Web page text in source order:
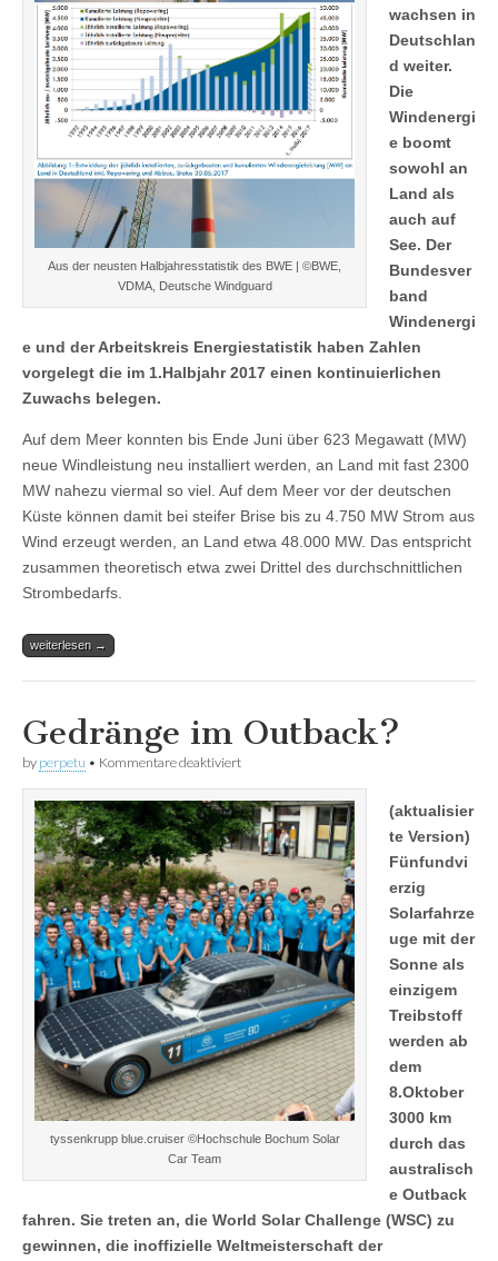
Aus der neusten Halbjahresstatistik des BWE | ©BWE,
VDMA, Deutsche Windguard
wachsen in
Deutschlan
d weiter.
Die
Windenergi
e boomt
sowohl an
Land als
auch auf
See. Der
Bundesver
band
Windenergi
e und der Arbeitskreis Energiestatistik haben Zahlen
vorgelegt die im 1.Halbjahr 2017 einen kontinuierlichen
Zuwachs belegen.
Auf dem Meer konnten bis Ende Juni über 623 Megawatt (MW)
neue Windleistung neu installiert werden, an Land mit fast 2300
MW nahezu viermal so viel. Auf dem Meer vor der deutschen
Küste können damit bei steifer Brise bis zu 4.750 MW Strom aus
Wind erzeugt werden, an Land etwa 48.000 MW. Das entspricht
zusammen theoretisch etwa zwei Drittel des durchschnittlichen
Strombedarfs.
weiterlesen →
Gedränge im Outback?
by perpetu • Kommentare deaktiviertfür
im
Outback?
tyssenkrupp blue.cruiser ©Hochschule Bochum Solar
Car Team
(aktualisier
te Version)
Fünfundvi
erzig
Solarfahrze
uge mit der
Sonne als
einzigem
Treibstoff
werden ab
dem
8.Oktober
3000 km
durch das
australisch
e Outback
fahren. Sie treten an, die World Solar Challenge (WSC) zu
gewinnen, die inoffizielle Weltmeisterschaft der